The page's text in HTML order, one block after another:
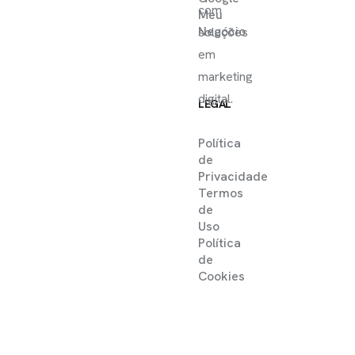
Meu
Negócio
LEGAL
Política
de
Privacidade
Termos
de
Uso
Política
de
Cookies
com
soluções
em
marketing
digital.